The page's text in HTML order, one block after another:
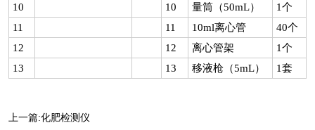
10
10 量筒（50mL）
1个
11
11 10ml离心管
40个
12
12 离心管架
1个
13
13 移液枪（5mL） 1套
上一篇:化肥检测仪